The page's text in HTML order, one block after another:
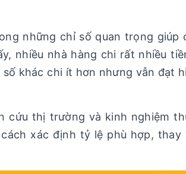
những chỉ số quan trọng giúp
nhiều nhà hàng chi rất nhiều
khác chi ít hơn nhưng vẫn đạt
cứu thị trường và kinh nghiệm
xác định tỷ lệ phù hợp,